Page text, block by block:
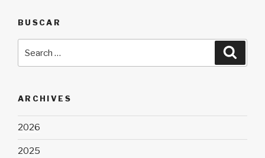
BUSCAR
for:
ARCHIVES
2026
2025